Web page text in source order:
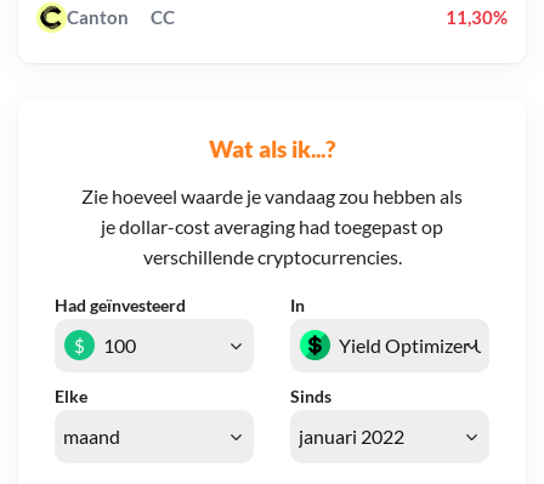
Wat als ik...?
Zie hoeveel waarde je vandaag zou hebben als
je dollar-cost averaging had toegepast op
verschillende cryptocurrencies.
Had geïnvesteerd In
Elke Sinds
$
Canton CC 11,30%